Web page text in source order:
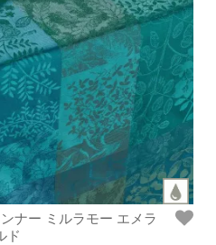
ナー ミルラモー エメラ
ド